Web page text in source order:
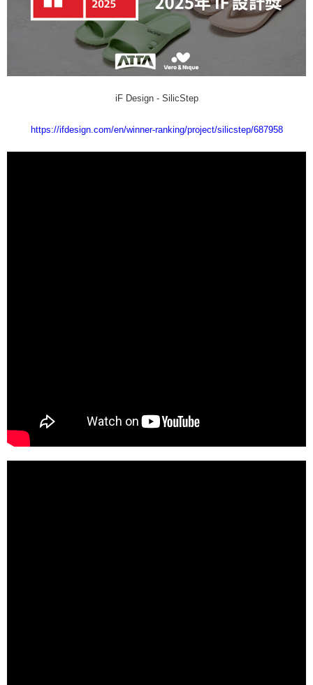
權轉讓予恩沛科技股份有限公司。
２．關於個人資料處理事宜，請瀏覽以下網址：
https://aftee.tw/terms/#terms3
３．未成年的使用者請事先徵得法定代理人或監護人之同意方可使用
「AFTEE先享後付」，若未經同意申辦者引起之損失，本公司不負相關責
時審查核予不同之上限額度；若仍有額度不足之情形，本公司將視審查結果
恩沛科技股份有限公司將有權停止該用戶之使用額度並採取法律行動。
離島宅配
每筆NT$150，滿NT$800(含以上)免運費
iF Design - SilicStep
https://ifdesign.com/en/winner-ranking/project/silicstep/687958